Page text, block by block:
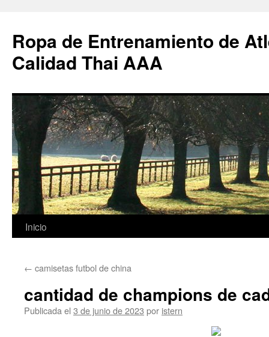
Ropa de Entrenamiento de
Calidad Thai AAA
Saltar
contenido
Inicio
← camisetas futbol de china
cantidad de champions de
Publicada el 3 de junio de 2023 por istern